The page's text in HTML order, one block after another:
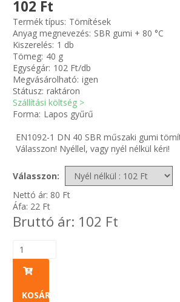
Zsinór Körszelvényű tömítőzsinórok
SIMÍTÓZÁRAS TASAK
ETETŐTÁL-TIPLI-GRANULÁTUM
KÖTÖZŐK-JELÖLŐK-IRATTARTÓK
TÖMLŐBILINCS
102 Ft
Termék típus: Tömítések
Anyag megnevezés: SBR gumi + 80 °C
Kiszerelés: 1 db
Tömeg: 40 g
Egységár: 102 Ft/db
Megvásárolható: igen
Státusz: raktáron
Szállítási költség >
Forma: Lapos gyűrű
EN1092-1 DN 40 SBR műszaki gumi
Válasszon! Nyéllel, vagy nyél nélkül kéri!
Válasszon:
Nettó ár: 80 Ft
Áfa: 22 Ft
Bruttó ár: 102 Ft
KOSÁRBA